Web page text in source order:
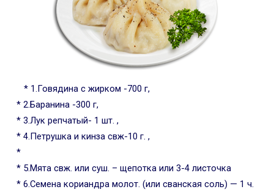
* 1.Говядина с жирком -700 г,
* 2.Баранина -300 г,
* 3.Лук репчатый- 1 шт. ,
* 4.Петрушка и кинза свж-10 г. ,
*
* 5.Мята свж. или суш. – щепотка или 3-4 листочка
* 6.Семена кориандра молот. (или сванская соль) — 1 ч.